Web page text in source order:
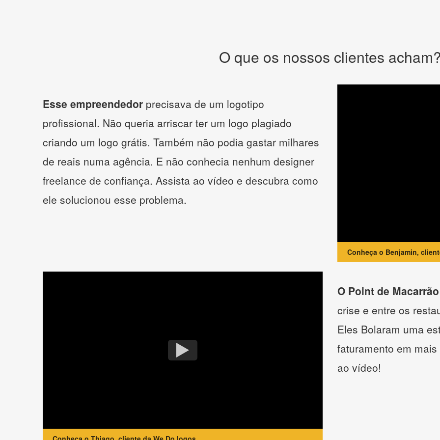
O que os nossos clientes
Esse empreendedor precisava de um logotipo
profissional. Não queria arriscar ter um logo plagiado
criando um logo grátis. Também não podia gastar milhares
de reais numa agência. E não conhecia nenhum designer
freelance de confiança. Assista ao vídeo e descubra como
ele solucionou esse problema.
Conheça o Benjamin,
O Point de Macarrão
crise e entre os
Eles Bolaram uma
faturamento em
ao vídeo!